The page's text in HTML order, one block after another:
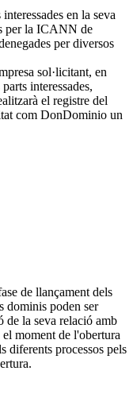
en la seva
per la ICANN de
per diversos
sol·licitant, en
interessades,
el registre del
com DonDominio un
de llançament dels
dominis poden ser
de la seva relació amb
moment de l'obertura
diferents processos pels